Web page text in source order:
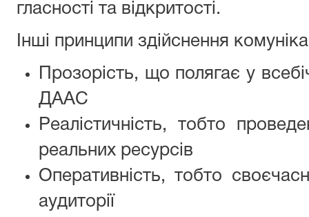
гласності та відкритості.
Інші принципи здійснення
Прозорість, що полягає у
ДААС
Реалістичність, тобто
реальних ресурсів
Оперативність, тобто
аудиторії